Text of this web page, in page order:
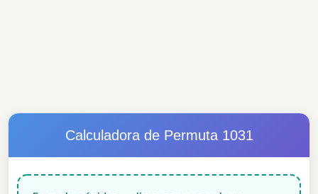
Calculadora de Permuta 1031